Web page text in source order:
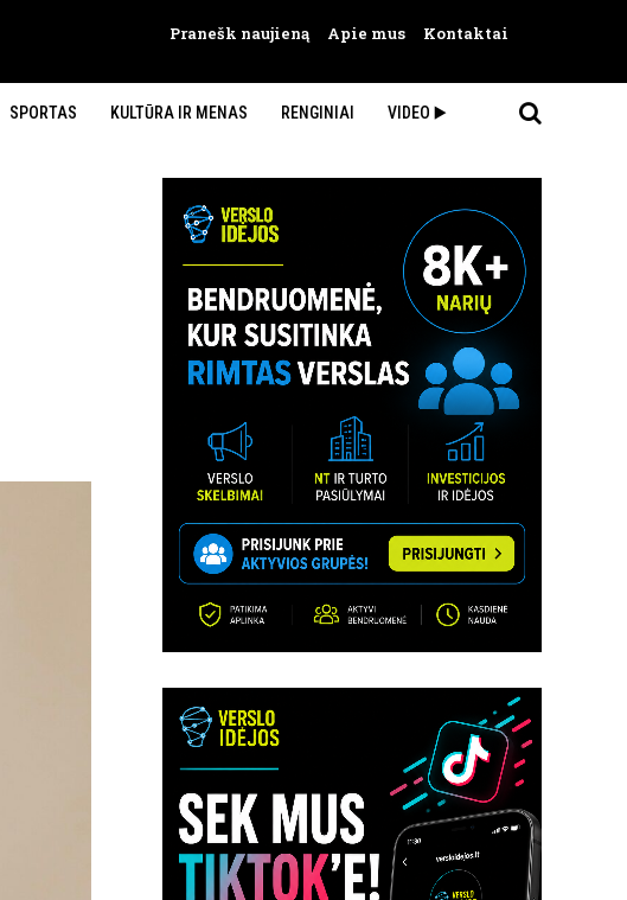
Pranešk naujieną Apie mus Kontaktai
SPORTAS KULTŪRA IR MENAS RENGINIAI VIDEO ▶️